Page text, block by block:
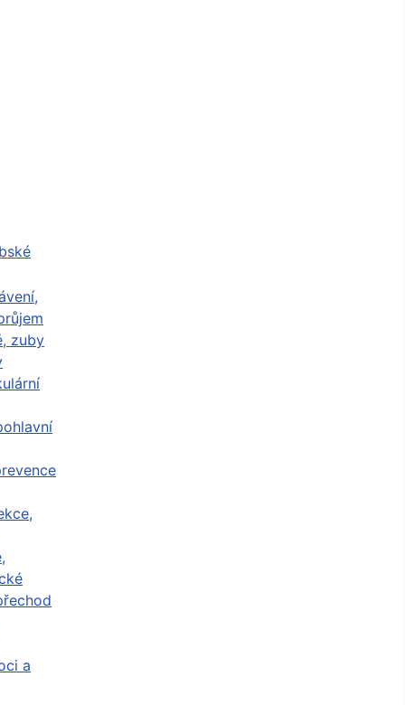
zuby
a